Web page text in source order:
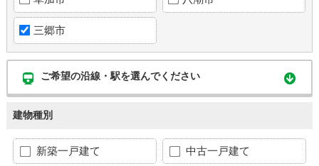
三郷市
ご希望の沿線・駅を選んでください
建物種別
新築一戸建て 中古一戸建て